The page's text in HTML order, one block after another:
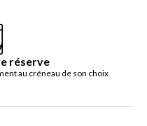
réserve
au créneau de son choix